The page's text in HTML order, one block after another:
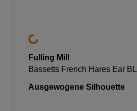
Fulling Mill
Bassetts French Hares Ear BL
Ausgewogene Silhouette